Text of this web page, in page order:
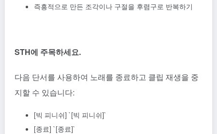
즉흥적으로 만든 조각이나 구절을 후렴구로 반복하기
STH에 주목하세요.
다음 단서를 사용하여 노래를 종료하고 클립 재생을 중
지할 수 있습니다:
[빅 피니쉬] `[빅 피니쉬]`
[종료] `[종료]`